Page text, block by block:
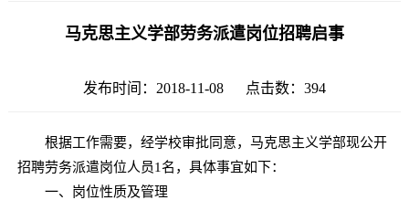
马克思主义学部劳务派遣岗位招聘启事
发布时间：2018-11-08 点击数： 394
根据工作需要，经学校审批同意，马克思主义学部现公开
招聘劳务派遣岗位人员1名，具体事宜如下：
一、岗位性质及管理